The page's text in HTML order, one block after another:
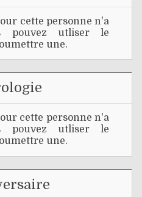
cette personne n'a
pouvez utliser le
une.
cette personne n'a
pouvez utliser le
une.